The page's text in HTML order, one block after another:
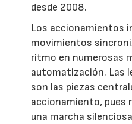
desde 2008.
Los accionamientos
movimientos
ritmo en numerosas
automatización. Las
son las piezas
accionamiento, pues
una marcha